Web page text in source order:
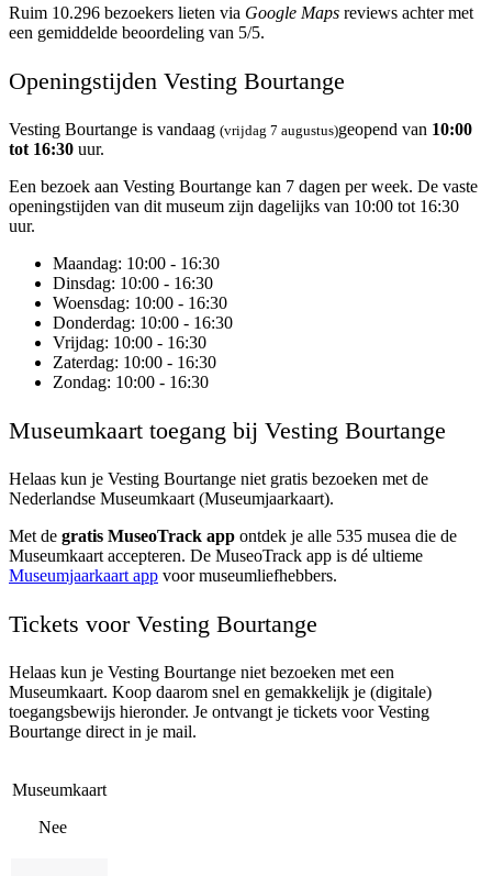
Ruim 10.296 bezoekers lieten via Google Maps reviews achter met
een gemiddelde beoordeling van 5/5.
Openingstijden Vesting Bourtange
Vesting Bourtange is vandaag (vrijdag 7 augustus)geopend van 10:00
tot 16:30 uur.
Een bezoek aan Vesting Bourtange kan 7 dagen per week. De vaste
openingstijden van dit museum zijn dagelijks van 10:00 tot 16:30
uur.
Maandag: 10:00 - 16:30
Dinsdag: 10:00 - 16:30
Woensdag: 10:00 - 16:30
Donderdag: 10:00 - 16:30
Vrijdag: 10:00 - 16:30
Zaterdag: 10:00 - 16:30
Zondag: 10:00 - 16:30
Museumkaart toegang bij Vesting Bourtange
Helaas kun je Vesting Bourtange niet gratis bezoeken met de
Nederlandse Museumkaart (Museumjaarkaart).
Met de gratis MuseoTrack app ontdek je alle 535 musea die de
Museumkaart accepteren. De MuseoTrack app is dé ultieme
Museumjaarkaart app voor museumliefhebbers.
Tickets voor Vesting Bourtange
Helaas kun je Vesting Bourtange niet bezoeken met een
Museumkaart. Koop daarom snel en gemakkelijk je (digitale)
toegangsbewijs hieronder. Je ontvangt je tickets voor Vesting
Bourtange direct in je mail.
Museumkaart
Nee